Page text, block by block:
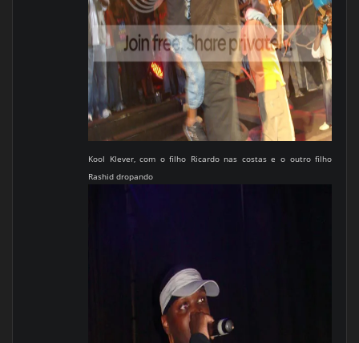
Kool Klever, com o filho Ricardo nas costas e o outro filho
Rashid dropando